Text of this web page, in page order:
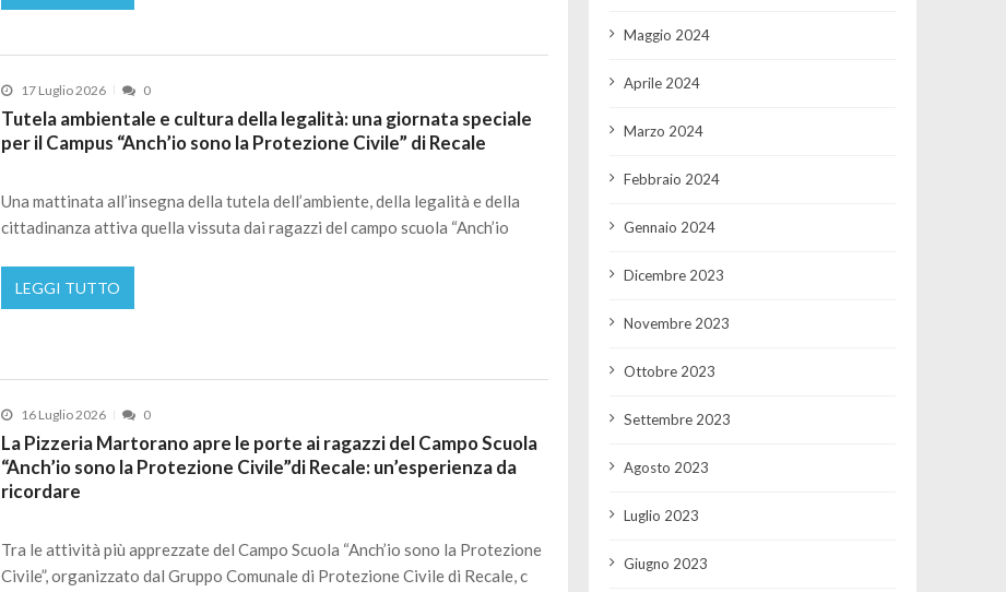
17 Luglio 2026 0
Tutela ambientale e cultura della legalità: una giornata speciale
per il Campus “Anch’io sono la Protezione Civile” di Recale
Una mattinata all’insegna della tutela dell’ambiente, della legalità e della
cittadinanza attiva quella vissuta dai ragazzi del campo scuola “Anch’io
LEGGI TUTTO
16 Luglio 2026 0
La Pizzeria Martorano apre le porte ai ragazzi del Campo Scuola
“Anch’io sono la Protezione Civile”di Recale: un’esperienza da
ricordare
Tra le attività più apprezzate del Campo Scuola “Anch’io sono la Protezione
Civile”, organizzato dal Gruppo Comunale di Protezione Civile di Recale, c
Maggio 2024
Aprile 2024
Marzo 2024
Febbraio 2024
Gennaio 2024
Dicembre 2023
Novembre 2023
Ottobre 2023
Settembre 2023
Agosto 2023
Luglio 2023
Giugno 2023